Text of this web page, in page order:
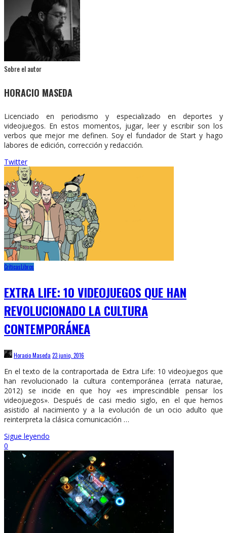
Sobre el autor
HORACIO MASEDA
Licenciado en periodismo y especializado en deportes y
videojuegos. En estos momentos, jugar, leer y escribir son los
verbos que mejor me definen. Soy el fundador de Start y hago
labores de edición, corrección y redacción.
Twitter
CríticasLibros
EXTRA LIFE: 10 VIDEOJUEGOS QUE HAN
REVOLUCIONADO LA CULTURA
CONTEMPORÁNEA
Horacio Maseda 23 junio, 2016
En el texto de la contraportada de Extra Life: 10 videojuegos que
han revolucionado la cultura contemporánea (errata naturae,
2012) se incide en que hoy «es imprescindible pensar los
videojuegos». Después de casi medio siglo, en el que hemos
asistido al nacimiento y a la evolución de un ocio adulto que
reinterpreta la clásica comunicación …
Sigue leyendo
0